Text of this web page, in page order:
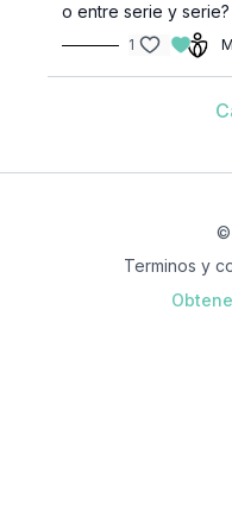
o entre serie y
1
©
Terminos y